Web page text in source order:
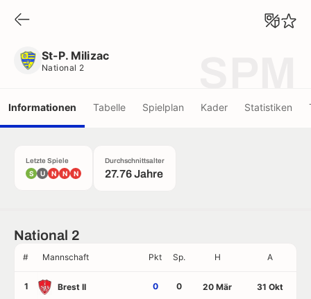
St-P. Milizac
National 2
Informationen Tabelle Spielplan Kader Statistiken
Letzte Spiele
S U N N N
Durchschnittsalter
27.76 Jahre
National 2
# Mannschaft Pkt Sp. H A
1 Brest II 0 0 20 Mär 31 Okt